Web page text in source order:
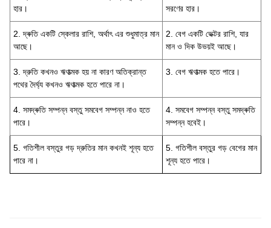
হার।
সরণের হার।
2. দ্ৰুতি একটি স্কেলার রাশি, অর্থাৎ এর শুধুমাত্র মান
আছে।
2. বেগ একটি ভেক্টর রাশি, যার
মান ও দিক উভয়ই আছে।
3. দ্রুতি কখনও ঋণাত্মক হয় না কারণ অতিক্রান্ত
পথের দৈর্ঘ্য কখনও ঋণাত্মক হতে পারে না।
3. বেগ ঋণাত্মক হতে পারে।
4. সমদ্ৰুতি সম্পন্ন বস্তু সমবেগ সম্পন্ন নাও হতে
পারে।
4. সমবেগ সম্পন্ন বস্তু সমদ্ৰুতি
সম্পন্ন হবেই।
5. গতিশীল বস্তুর গড় দ্রুতির মান কখনই শূন্য হতে
পারে না।
5. গতিশীল বস্তুর গড় বেগের মান
শূন্য হতে পারে।